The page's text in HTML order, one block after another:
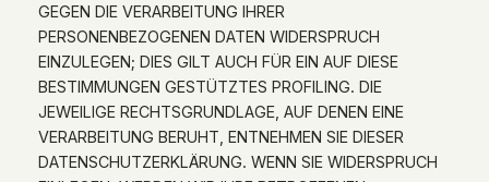
GEGEN DIE VERARBEITUNG IHRER
PERSONENBEZOGENEN DATEN WIDERSPRUCH
EINZULEGEN; DIES GILT AUCH FÜR EIN AUF DIESE
BESTIMMUNGEN GESTÜTZTES PROFILING. DIE
JEWEILIGE RECHTSGRUNDLAGE, AUF DENEN EINE
VERARBEITUNG BERUHT, ENTNEHMEN SIE DIESER
DATENSCHUTZERKLÄRUNG. WENN SIE WIDERSPRUCH